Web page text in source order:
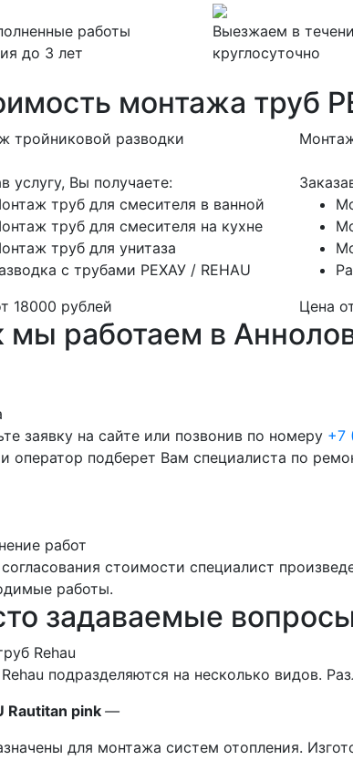
работы
до 3 лет
Выезжаем в
круглосуточно
монтажа труб
тройниковой разводки
услугу, Вы получаете:
труб для смесителя в ванной
труб для смесителя на кухне
труб для унитаза
с трубами РЕХАУ / REHAU
18000 рублей
Цена
мы работаем в
заявку на сайте или позвонив по номеру +7
оператор подберет Вам специалиста по
работ
стоимости специалист
работы.
задаваемые
Rehau
подразделяются на несколько видов.
Rautitan pink —
для монтажа систем отопления.